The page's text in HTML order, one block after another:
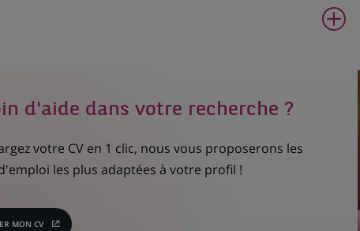
d'aide dans votre recherche ?
votre CV en 1 clic, nous vous proposerons les
les plus adaptées à votre profil !
MON CV
(CE